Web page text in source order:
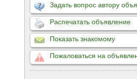
Задать вопрос автору
Распечатать объявление
Показать знакомому
Пожаловаться на